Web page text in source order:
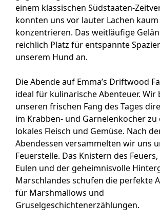
einem klassischen Südstaaten-
konnten uns vor lauter Lachen kaum
konzentrieren. Das weitläufige
reichlich Platz für entspannte
unserem Hund an.
Die Abende auf Emma’s Driftwood
ideal für kulinarische Abenteuer. Wir
unseren frischen Fang des Tages
im Krabben- und Garnelenkocher
lokales Fleisch und Gemüse. Nach
Abendessen versammelten wir uns
Feuerstelle. Das Knistern des
Eulen und der geheimnisvolle
Marschlandes schufen die perfekte
für Marshmallows und
Gruselgeschichtenerzählungen.